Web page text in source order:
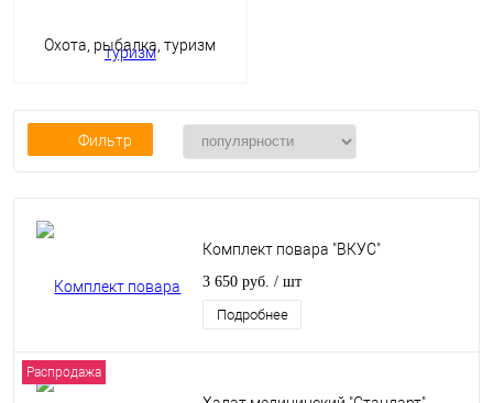
Охота, рыбалка, туризм
Фильтр
Комплект повара "ВКУС"
3 650 руб. / шт
Подробнее
Распродажа